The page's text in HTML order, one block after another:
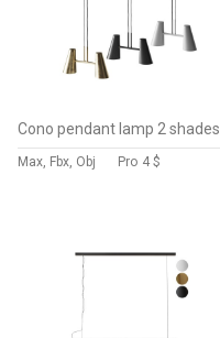
Cono pendant lamp 2 shades
Max, Fbx, Obj Pro 4 $